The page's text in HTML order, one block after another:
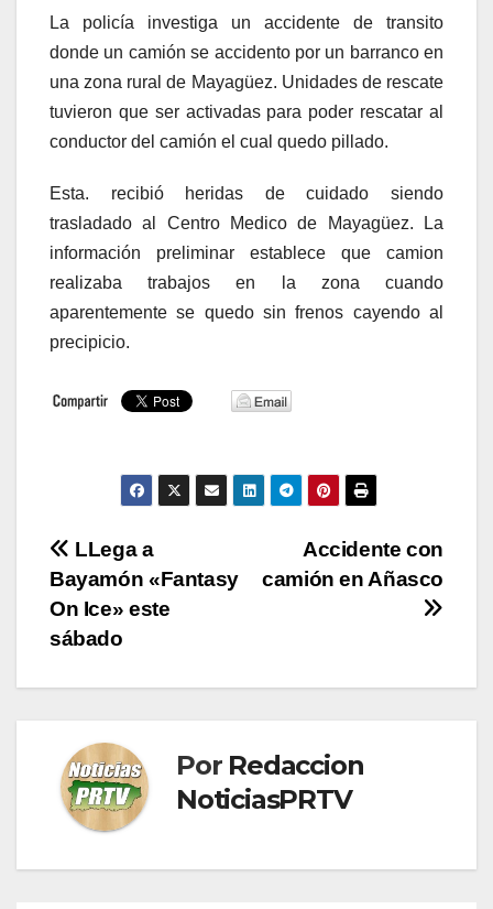
La policía investiga un accidente de transito
donde un camión se accidento por un barranco en
una zona rural de Mayagüez. Unidades de rescate
tuvieron que ser activadas para poder rescatar al
conductor del camión el cual quedo pillado.
Esta. recibió heridas de cuidado siendo
trasladado al Centro Medico de Mayagüez. La
información preliminar establece que camion
realizaba trabajos en la zona cuando
aparentemente se quedo sin frenos cayendo al
precipicio.
Navegación
de
entradas
Accidente con
camión en Añasco
LLega a
Bayamón «Fantasy
On Ice» este
sábado
Por Redaccion
NoticiasPRTV